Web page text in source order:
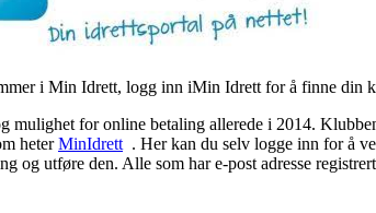
i Min Idrett, logg inn iMin Idrett for å finne din
mulighet for online betaling allerede i 2014.
heterMinIdrett . Her kan du selv logge inn for å
og utføre den. Alle som har e-post adresse